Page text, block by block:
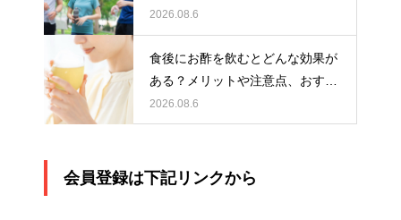
2026.08.6
食後にお酢を飲むとどんな効果が
ある？メリットや注意点、おすす
めの取り入れ方を紹介
2026.08.6
会員登録は下記リンクから